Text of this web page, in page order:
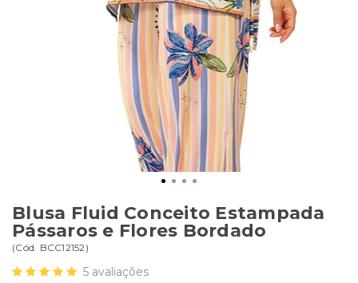
Blusa Fluid Conceito Estampada
Pássaros e Flores Bordado
(Cód. BCC12152 )
5 avaliações